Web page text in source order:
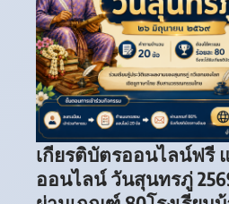
เกียรติบัตรออนไลน์ฟรี
ออนไลน์ วันสุนทรภู่